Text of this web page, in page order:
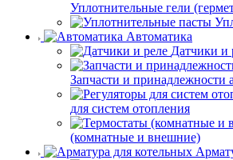
Уплотнительные гели
Автоматика
Датчики и
Запчасти и принадлежности
для систем отопления
(комнатные и внешние)